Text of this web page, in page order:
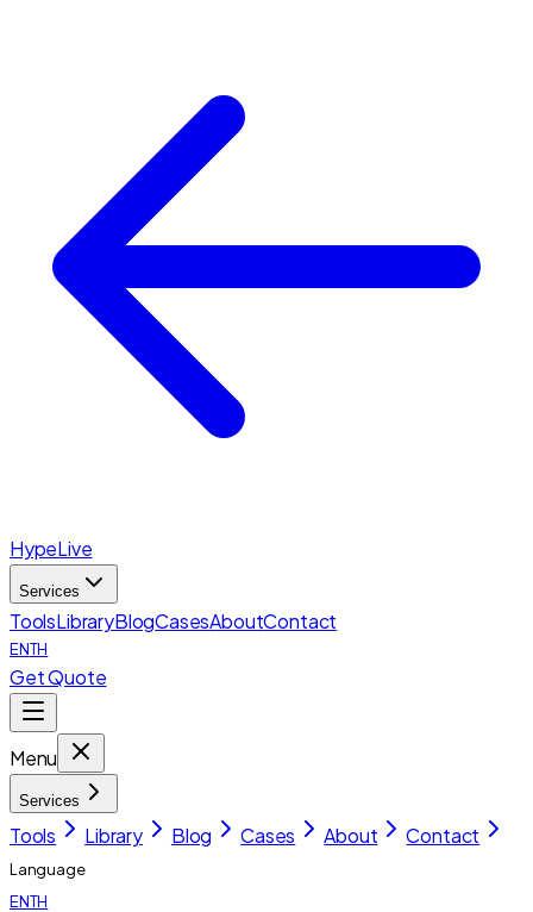
HypeLive
Services
ToolsLibraryBlogCasesAboutContact
ENTH
Get Quote
Menu
Services
Tools Library Blog Cases About Contact
Language
ENTH